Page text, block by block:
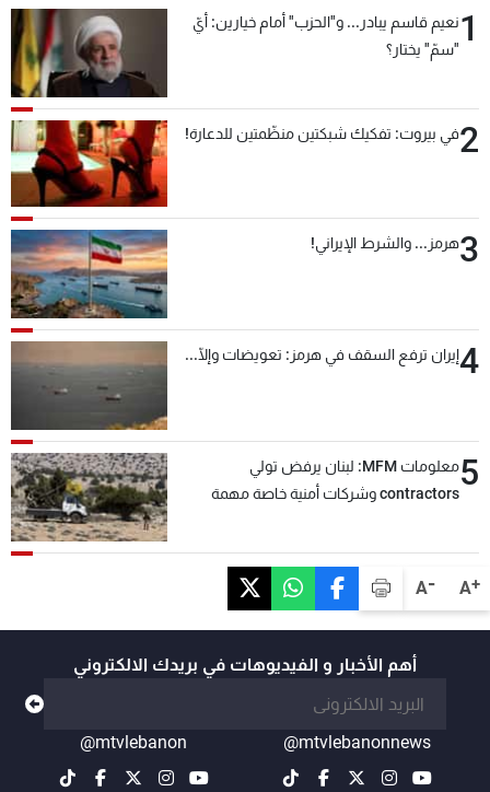
A+
A-
1نعيم قاسم يبادر... و"الحزب" أمام خيارين: أيّ
"سمّ" يختار؟
2في بيروت: تفكيك شبكتين منظّمتين للدعارة!
3هرمز... والشرط الإيراني!
4إيران ترفع السقف في هرمز: تعويضات وإلّا...
5
معلومات MFM: لبنان يرفض تولي
contractors وشركات أمنية خاصة مهمة
أهم الأخبار و الفيديوهات في بريدك الالكتروني
@mtvlebanonnews
@mtvlebanon